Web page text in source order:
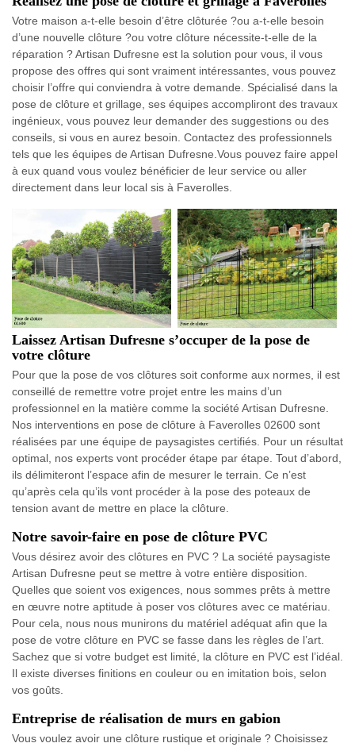
Votre maison a-t-elle besoin d’être clôturée ?ou a-t-elle besoin
d’une nouvelle clôture ?ou votre clôture nécessite-t-elle de la
réparation ? Artisan Dufresne est la solution pour vous, il vous
propose des offres qui sont vraiment intéressantes, vous pouvez
choisir l’offre qui conviendra à votre demande. Spécialisé dans la
pose de clôture et grillage, ses équipes accompliront des travaux
ingénieux, vous pouvez leur demander des suggestions ou des
conseils, si vous en aurez besoin. Contactez des professionnels
tels que les équipes de Artisan Dufresne.Vous pouvez faire appel
à eux quand vous voulez bénéficier de leur service ou aller
directement dans leur local sis à Faverolles.
Laissez Artisan Dufresne s’occuper de la pose de
votre clôture
Pour que la pose de vos clôtures soit conforme aux normes, il est
conseillé de remettre votre projet entre les mains d’un
professionnel en la matière comme la société Artisan Dufresne.
Nos interventions en pose de clôture à Faverolles 02600 sont
réalisées par une équipe de paysagistes certifiés. Pour un résultat
optimal, nos experts vont procéder étape par étape. Tout d’abord,
ils délimiteront l’espace afin de mesurer le terrain. Ce n’est
qu’après cela qu’ils vont procéder à la pose des poteaux de
tension avant de mettre en place la clôture.
Notre savoir-faire en pose de clôture PVC
Vous désirez avoir des clôtures en PVC ? La société paysagiste
Artisan Dufresne peut se mettre à votre entière disposition.
Quelles que soient vos exigences, nous sommes prêts à mettre
en œuvre notre aptitude à poser vos clôtures avec ce matériau.
Pour cela, nous nous munirons du matériel adéquat afin que la
pose de votre clôture en PVC se fasse dans les règles de l’art.
Sachez que si votre budget est limité, la clôture en PVC est l’idéal.
Il existe diverses finitions en couleur ou en imitation bois, selon
vos goûts.
Entreprise de réalisation de murs en gabion
Vous voulez avoir une clôture rustique et originale ? Choisissez